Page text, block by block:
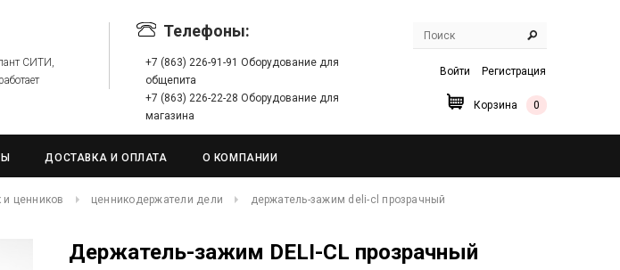
СИТИ,
Телефоны:
+7 (863) 226-91-91 Оборудование для
общепита
+7 (863) 226-22-28 Оборудование для
магазина
Войти Регистрация
Корзина 0
ДОСТАВКА И ОПЛАТА О КОМПАНИИ
и ценников ценникодержатели дели держатель-зажим deli-cl прозрачный
Держатель-зажим DELI-CL прозрачный